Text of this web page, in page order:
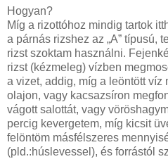
Hogyan?
Míg a rizottóhoz mindig tartok
a párnás rizshez az „A” típusú,
rizst szoktam használni.
rizst (kézmeleg) vízben
a vizet, addig, míg a leöntött víz
olajon, vagy kacsazsíron
vágott salottát, vagy
percig kevergetem, míg kicsit
felöntöm másfélszeres
(pld.:húslevessel), és forrástól